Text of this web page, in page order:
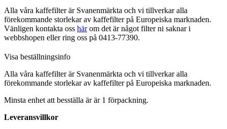
Alla våra kaffefilter är Svanenmärkta och vi tillverkar alla
förekommande storlekar av kaffefilter på Europeiska marknaden.
Vänligen kontakta oss härom det är något filter ni saknar i
webbshopen eller ring oss på 0413-77390.
Visa beställningsinfo
Alla våra kaffefilter är Svanenmärkta och vi tillverkar alla
förekommande storlekar av kaffefilter på Europeiska marknaden.
Minsta enhet att besställa är är 1 förpackning.
Leveransvillkor